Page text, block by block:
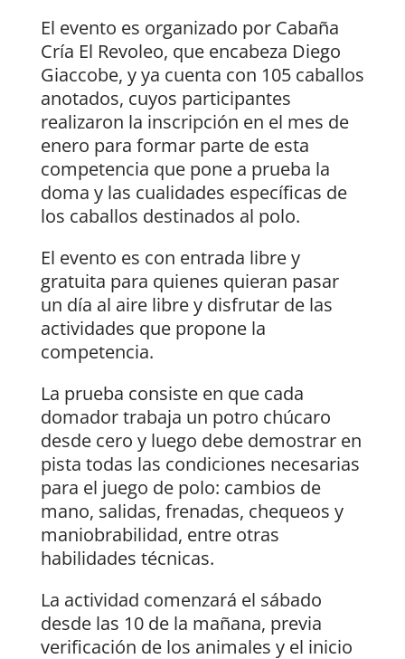
El evento es organizado por Cabaña
Cría El Revoleo, que encabeza Diego
Giaccobe, y ya cuenta con 105 caballos
anotados, cuyos participantes
realizaron la inscripción en el mes de
enero para formar parte de esta
competencia que pone a prueba la
doma y las cualidades específicas de
los caballos destinados al polo.
El evento es con entrada libre y
gratuita para quienes quieran pasar
un día al aire libre y disfrutar de las
actividades que propone la
competencia.
La prueba consiste en que cada
domador trabaja un potro chúcaro
desde cero y luego debe demostrar en
pista todas las condiciones necesarias
para el juego de polo: cambios de
mano, salidas, frenadas, chequeos y
maniobrabilidad, entre otras
habilidades técnicas.
La actividad comenzará el sábado
desde las 10 de la mañana, previa
verificación de los animales y el inicio